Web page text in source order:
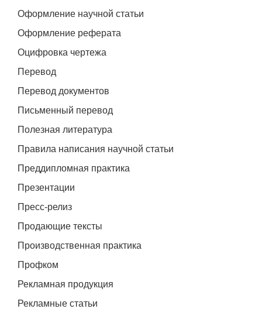
Оформление научной статьи
Оформление реферата
Оцифровка чертежа
Перевод
Перевод документов
Письменный перевод
Полезная литература
Правила написания научной статьи
Преддипломная практика
Презентации
Пресс-релиз
Продающие тексты
Производственная практика
Профком
Рекламная продукция
Рекламные статьи